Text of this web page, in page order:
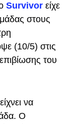
Survivor είχε
στους
(10/5) στις
του
να
Ο